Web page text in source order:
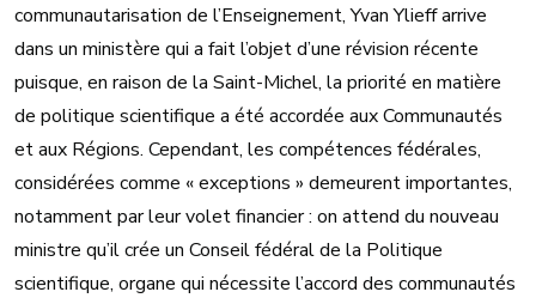
communautarisation de l’Enseignement, Yvan Ylieff arrive
dans un ministère qui a fait l’objet d’une révision récente
puisque, en raison de la Saint-Michel, la priorité en matière
de politique scientifique a été accordée aux Communautés
et aux Régions. Cependant, les compétences fédérales,
considérées comme « exceptions » demeurent importantes,
notamment par leur volet financier : on attend du nouveau
ministre qu’il crée un Conseil fédéral de la Politique
scientifique, organe qui nécessite l’accord des communautés